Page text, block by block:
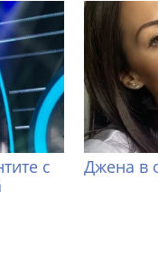
с
Джена в